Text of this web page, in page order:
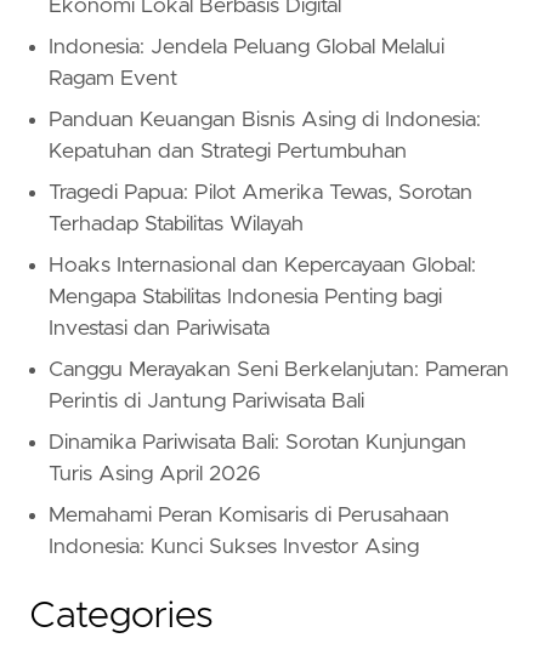
Ekonomi Lokal Berbasis Digital
Indonesia: Jendela Peluang Global Melalui
Ragam Event
Panduan Keuangan Bisnis Asing di Indonesia:
Kepatuhan dan Strategi Pertumbuhan
Tragedi Papua: Pilot Amerika Tewas, Sorotan
Terhadap Stabilitas Wilayah
Hoaks Internasional dan Kepercayaan Global:
Mengapa Stabilitas Indonesia Penting bagi
Investasi dan Pariwisata
Canggu Merayakan Seni Berkelanjutan: Pameran
Perintis di Jantung Pariwisata Bali
Dinamika Pariwisata Bali: Sorotan Kunjungan
Turis Asing April 2026
Memahami Peran Komisaris di Perusahaan
Indonesia: Kunci Sukses Investor Asing
Categories